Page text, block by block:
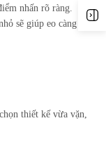
nhấn rõ ràng.
sẽ giúp eo càng
thiết kế vừa vặn,